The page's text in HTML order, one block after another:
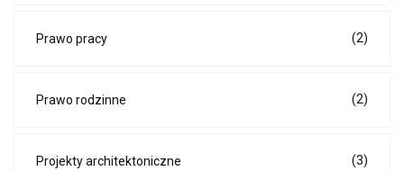
Prawo pracy (2)
Prawo rodzinne (2)
Projekty architektoniczne (3)